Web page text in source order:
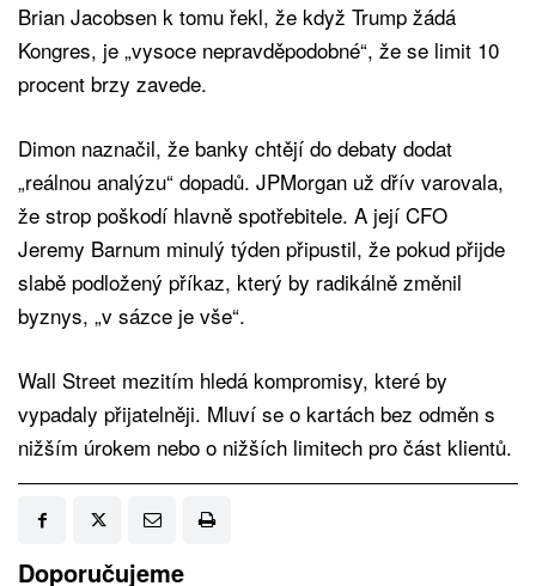
Brian Jacobsen k tomu řekl, že když Trump žádá
Kongres, je „vysoce nepravděpodobné“, že se limit 10
procent brzy zavede.
Dimon naznačil, že banky chtějí do debaty dodat
„reálnou analýzu“ dopadů. JPMorgan už dřív varovala,
že strop poškodí hlavně spotřebitele. A její CFO
Jeremy Barnum minulý týden připustil, že pokud přijde
slabě podložený příkaz, který by radikálně změnil
byznys, „v sázce je vše“.
Wall Street mezitím hledá kompromisy, které by
vypadaly přijatelněji. Mluví se o kartách bez odměn s
nižším úrokem nebo o nižších limitech pro část klientů.
Doporučujeme